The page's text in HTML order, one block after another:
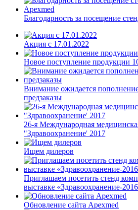
Благодарность за посещение
Акция с 17.01.2022
Новое поступление продукции
Внимание ожидается
предзаказы
26-я Международная
"Здравоохранение' 2017
Ищем дилеров
Приглашаем посетить стенд
выставке «Здравоохранение-
Обновление сайта Apexmed